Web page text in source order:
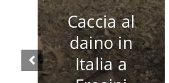
modello
d’impresa
per la